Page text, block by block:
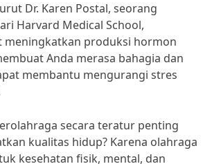
Dr. Karen Postal, seorang
Harvard Medical School,
meningkatkan produksi hormon
Anda merasa bahagia dan
membantu mengurangi stres
secara teratur penting
kualitas hidup? Karena olahraga
kesehatan fisik, mental, dan